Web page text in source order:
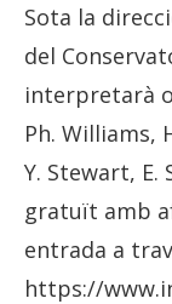
Sota la
del
interpretarà
Ph. Williams,
Y. Stewart, E.
gratuït amb
entrada a
https://